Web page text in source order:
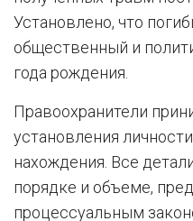
Установлено, что
общественный и
года рождения.
Правоохранители
установления
нахождения. Все
порядке и объеме,
процессуальным